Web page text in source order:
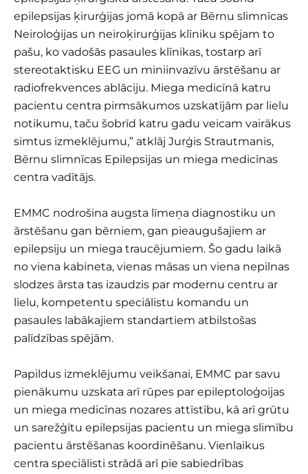
epilepsijas ķirurģijas jomā kopā ar Bērnu slimnīcas
Neiroloģijas un neiroķirurģijas klīniku spējam to
pašu, ko vadošās pasaules klīnikas, tostarp arī
stereotaktisku EEG un miniinvazīvu ārstēšanu ar
radiofrekvences ablāciju. Miega medicīnā katru
pacientu centra pirmsākumos uzskatījām par lielu
notikumu, taču šobrīd katru gadu veicam vairākus
simtus izmeklējumu,” atklāj Jurģis Strautmanis,
Bērnu slimnīcas Epilepsijas un miega medicīnas
centra vadītājs.
EMMC nodrošina augsta līmeņa diagnostiku un
ārstēšanu gan bērniem, gan pieaugušajiem ar
epilepsiju un miega traucējumiem. Šo gadu laikā
no viena kabineta, vienas māsas un viena nepilnas
slodzes ārsta tas izaudzis par modernu centru ar
lielu, kompetentu speciālistu komandu un
pasaules labākajiem standartiem atbilstošas
palīdzības spējām.
Papildus izmeklējumu veikšanai, EMMC par savu
pienākumu uzskata arī rūpes par epileptoloģoijas
un miega medicīnas nozares attīstību, kā arī grūtu
un sarežģītu epilepsijas pacientu un miega slimību
pacientu ārstēšanas koordinēšanu. Vienlaikus
centra speciālisti strādā arī pie sabiedrības